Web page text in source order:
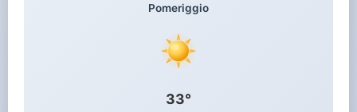
Pomeriggio
33°